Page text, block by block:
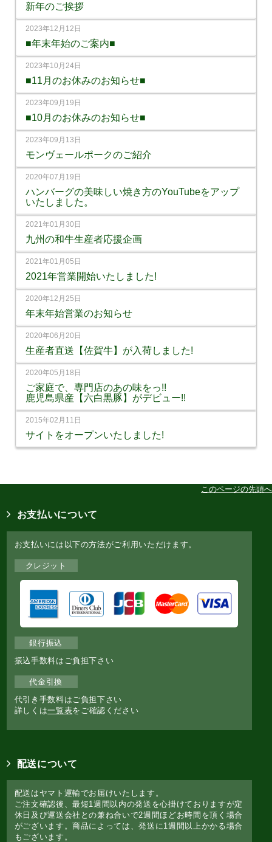
新年のご挨拶
2023年12月12日
■年末年始のご案内■
2023年10月24日
■11月のお休みのお知らせ■
2023年09月19日
■10月のお休みのお知らせ■
2023年09月13日
モンヴェールポークのご紹介
2020年07月19日
ハンバーグの美味しい焼き方のYouTubeをアップ
いたしました。
2021年01月30日
九州の和牛生産者応援企画
2021年01月05日
2021年営業開始いたしました!
2020年12月25日
年末年始営業のお知らせ
2020年06月20日
生産者直送【佐賀牛】が入荷しました!
2020年05月18日
ご家庭で、専門店のあの味をっ!!
鹿児島県産【六白黒豚】がデビュー!!
2015年02月11日
サイトをオープンいたしました!
このページの先頭へ
お支払いについて
お支払いには以下の方法がご利用いただけます。
クレジット
銀行振込
振込手数料はご負担下さい
代金引換
代引き手数料はご負担下さい
詳しくは一覧表をご確認ください
配送について
配送はヤマト運輸でお届けいたします。
ご注文確認後、最短1週間以内の発送を心掛けておりますが定
休日及び運送会社との兼ね合いで2週間ほどお時間を頂く場合
がございます。商品によっては、発送に1週間以上かかる場合
もございます。